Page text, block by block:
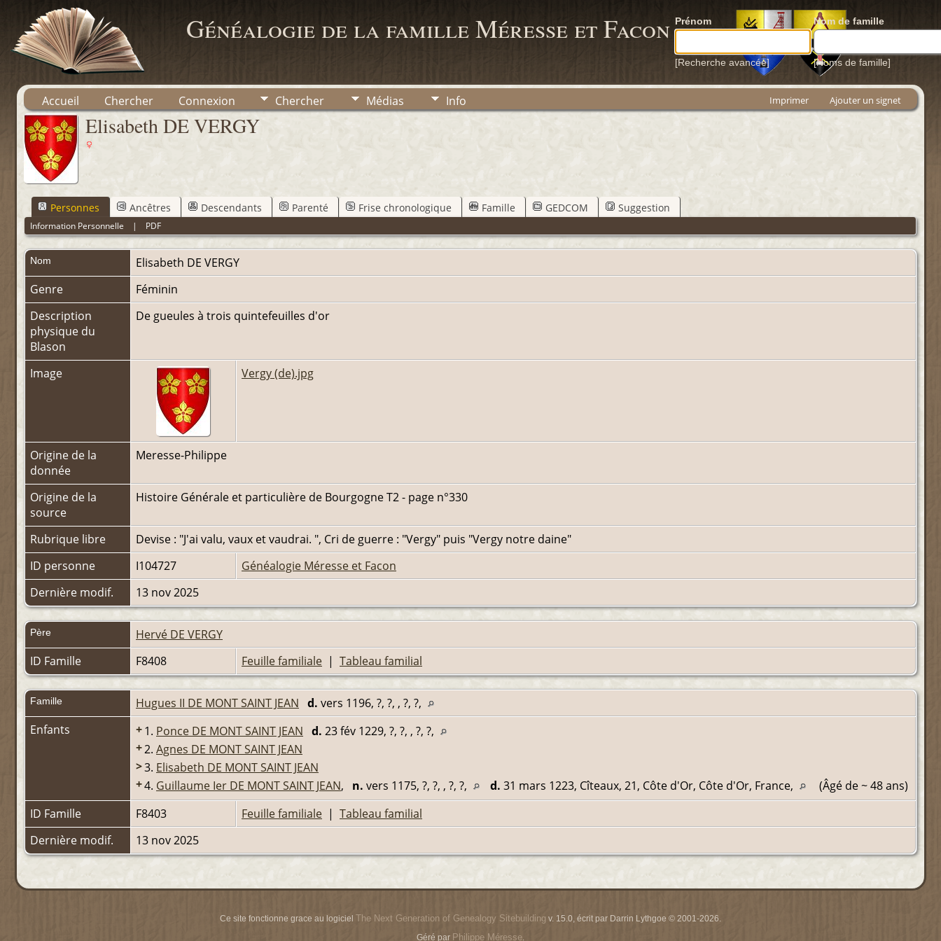
Généalogie de la famille Méresse et Facon Prénom Nom de famille
[Recherche avancée] [Noms de famille]
Accueil Chercher Connexion Chercher Médias Info Imprimer Ajouter un signet
Elisabeth DE VERGY
Personnes Ancêtres Descendants Parenté Frise chronologique Famille GEDCOM Suggestion
Information Personnelle | PDF
Nom Elisabeth DE VERGY
Genre
Féminin
Description
physique du
Blason
De gueules à trois quintefeuilles d'or
Image Vergy (de).jpg
Origine de la
donnée
Meresse-Philippe
Origine de la
source
Histoire Générale et particulière de Bourgogne T2 - page n°330
Rubrique libre
Devise : "J'ai valu, vaux et vaudrai. ", Cri de guerre : "Vergy" puis "Vergy notre daine"
ID personne
I104727
Généalogie Méresse et Facon
Dernière modif.
13 nov 2025
Père
Hervé DE VERGY
ID Famille
F8408 Feuille familiale | Tableau familial
Famille Hugues II DE MONT SAINT JEAN d. vers 1196, ?, ?, , ?, ?,
Enfants
+1. Ponce DE MONT SAINT JEAN d. 23 fév 1229, ?, ?, , ?, ?,
+2. Agnes DE MONT SAINT JEAN
>3. Elisabeth DE MONT SAINT JEAN
+4. Guillaume Ier DE MONT SAINT JEAN, n. vers 1175, ?, ?, , ?, ?, d. 31 mars 1223, Cîteaux, 21, Côte d'Or, Côte d'Or, France,
(Âgé de ~ 48 ans)
ID Famille
F8403 Feuille familiale | Tableau familial
Dernière modif.
13 nov 2025
Ce site fonctionne grace au logiciel The Next Generation of Genealogy Sitebuilding v. 15.0, écrit par Darrin Lythgoe © 2001-2026.
Géré par Philippe Méresse.